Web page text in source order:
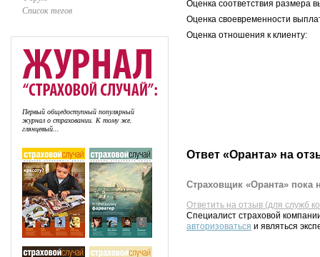
Список тегов
Первый общедоступный популярный
журнал о страховании. К тому же,
глянцевый...
Оценка соответствия размера
Оценка своевременности
Оценка отношения к клиенту:
Ответ «Оранта» на
Страховщик «Оранта» пока
Ответить на отзыв (для служб
Специалист страховой
авторизоваться и являться